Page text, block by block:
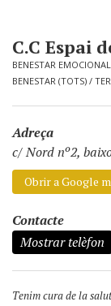
C.C Espai
BENESTAR EMOCIONAL
BENESTAR (TOTS) /
Adreça
c/ Nord nº2,
Obrir a Google
Contacte
Mostrar telèfon
Tenim cura de la